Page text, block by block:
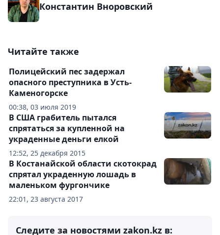
Константин Вноровский
Читайте также
00:38, 03 июля 2019
Полицейский пес задержал
опасного преступника в Усть-
Каменогорске
12:52, 25 декабря 2015
В США грабитель пытался
спрятаться за купленной на
украденные деньги елкой
22:01, 23 августа 2017
В Костанайской области скотокрад
спрятал украденную лошадь в
маленьком фургончике
Следите за новостями zakon.kz в: